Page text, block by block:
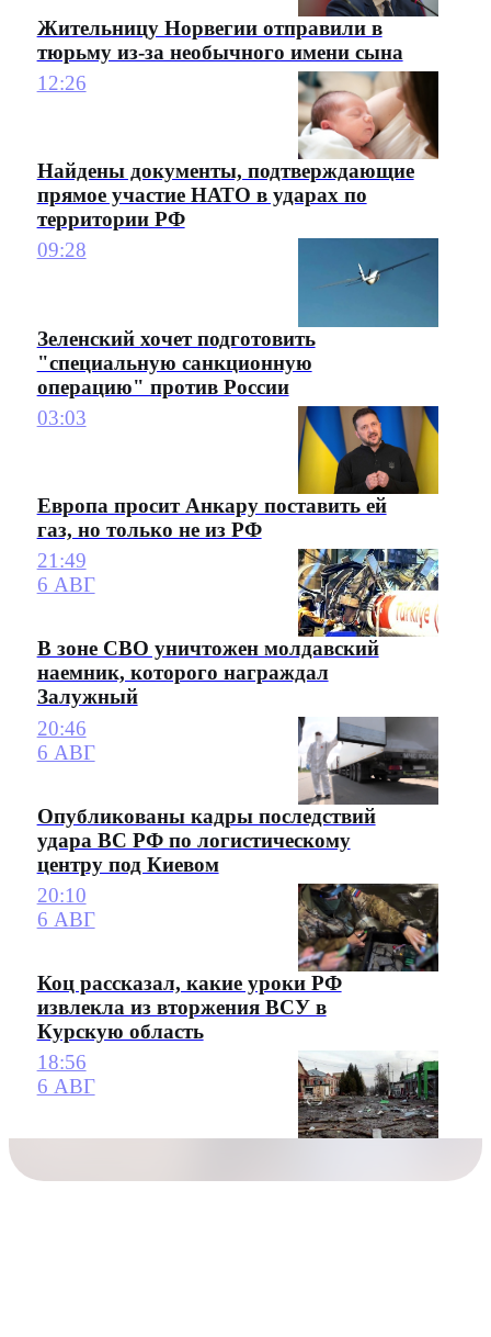
Жительницу Норвегии отправили в
тюрьму из-за необычного имени сына
12:26
Найдены документы, подтверждающие
прямое участие НАТО в ударах по
территории РФ
09:28
Зеленский хочет подготовить
"специальную санкционную
операцию" против России
03:03
Европа просит Анкару поставить ей
газ, но только не из РФ
21:49
6 АВГ
В зоне СВО уничтожен молдавский
наемник, которого награждал
Залужный
20:46
6 АВГ
Опубликованы кадры последствий
удара ВС РФ по логистическому
центру под Киевом
20:10
6 АВГ
Коц рассказал, какие уроки РФ
извлекла из вторжения ВСУ в
Курскую область
18:56
6 АВГ